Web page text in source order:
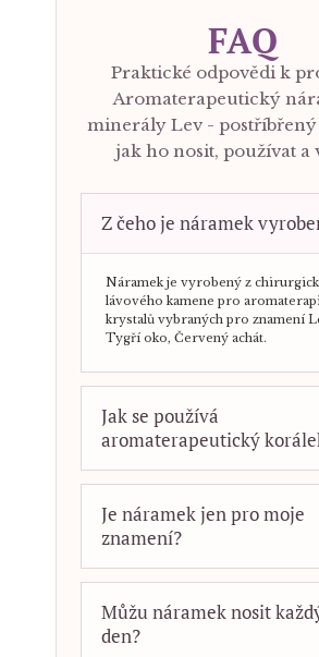
FAQ
Praktické odpovědi k
Aromaterapeutický
minerály Lev - postříbřený
jak ho nosit, používat a
Z čeho je náramek
Náramek je vyrobený z
lávového kamene pro
krystalů vybraných pro znamení
Tygří oko, Červený achát.
Jak se používá
aromaterapeutický
Je náramek jen pro moje
znamení?
Můžu náramek nosit
den?